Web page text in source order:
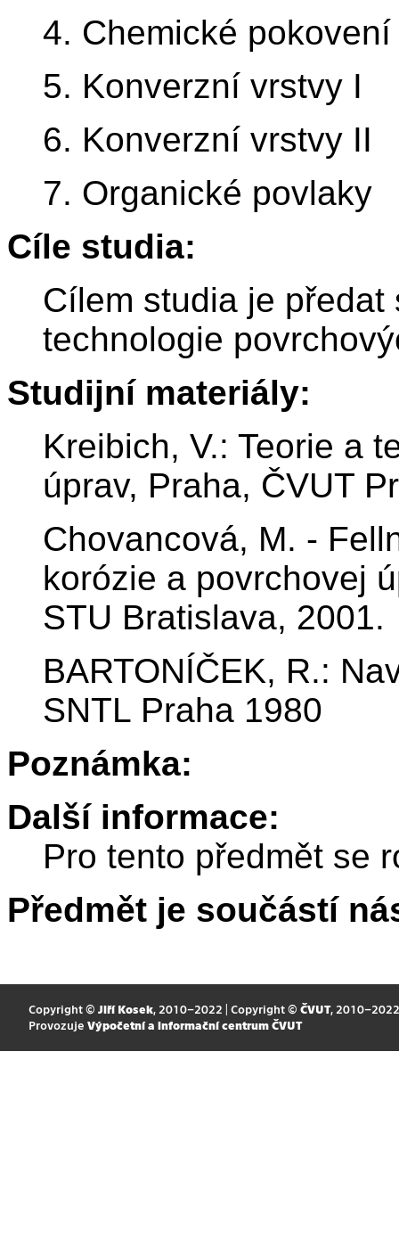
4. Chemické pokovení
5. Konverzní vrstvy I
6. Konverzní vrstvy II
7. Organické povlaky
Cíle studia:
Cílem studia je
technologie
Studijní materiály:
Kreibich, V.: Teorie a
úprav, Praha, ČVUT
Chovancová, M. -
korózie a povrchovej
STU Bratislava, 2001.
BARTONÍČEK, R.:
SNTL Praha 1980
Poznámka:
Další informace:
Pro tento předmět se
Předmět je součástí
Copyright © Jiří Kosek, 2010–2022 | Copyright © ČVUT, 2010–2022
Provozuje Výpočetní a informační centrum ČVUT